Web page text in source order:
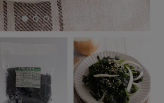
烘焙
沖泡飲品
案
支持本土農糧
能源議題
食農教育